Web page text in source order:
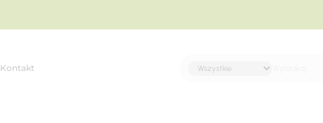
Kontakt